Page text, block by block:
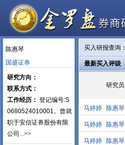
陈惠琴
国盛证券
研究方向：
联系方式：
工作经历： 登记编号:S
0680524010001。曾就
职于安信证券股份有限
公司 ...>>
买入研报查询：
最新买入评级
研究员
马婷婷 陈惠琴
马婷婷 陈惠琴
马婷婷 陈惠琴